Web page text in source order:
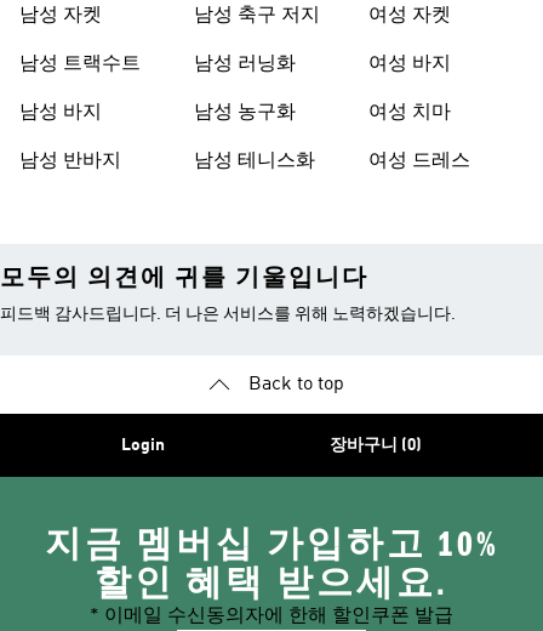
남성 자켓
남성 트랙수트
남성 바지
남성 반바지
남성 축구 저지
남성 러닝화
남성 농구화
남성 테니스화
여성 자켓
여성 바지
여성 치마
여성 드레스
모두의 의견에 귀를 기울입니다
피드백 감사드립니다. 더 나은 서비스를 위해 노력하겠습니다.
Back to top
Login 장바구니 (0)
지금 멤버십 가입하고 10%
할인 혜택 받으세요.
* 이메일 수신동의자에 한해 할인쿠폰 발급